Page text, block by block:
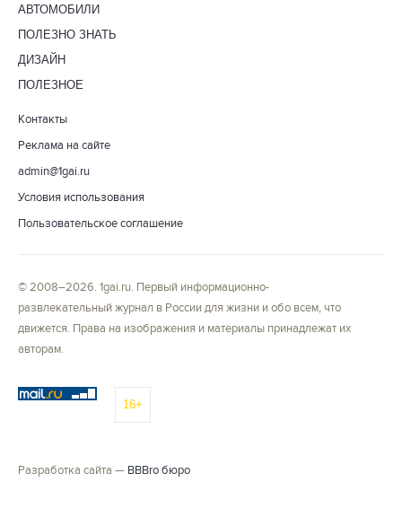
АВТОМОБИЛИ
ПОЛЕЗНО ЗНАТЬ
ДИЗАЙН
ПОЛЕЗНОЕ
Контакты
Реклама на сайте
admin@1gai.ru
Условия использования
Пользовательское соглашение
© 2008–2026. 1gai.ru. Первый информационно-
развлекательный журнал в России для жизни и обо всем, что
движется. Права на изображения и материалы принадлежат их
авторам.
16+
Разработка сайта — BBBro бюро